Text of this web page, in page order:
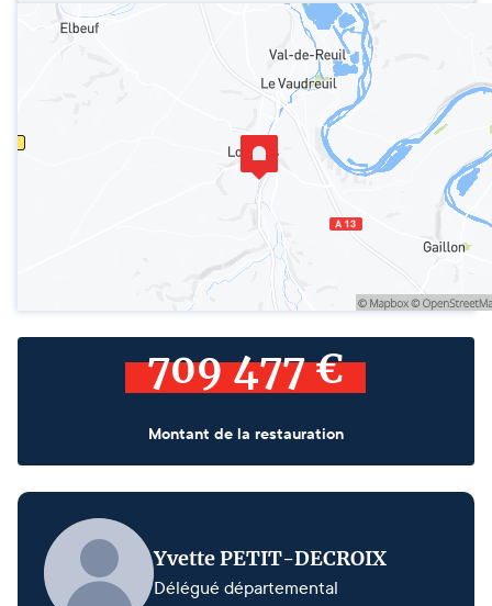
709 477 €
Montant de la restauration
Yvette PETIT-DECROIX
Délégué départemental